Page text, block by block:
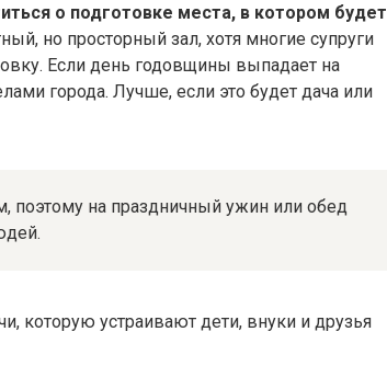
о подготовке места, в котором будет
но просторный зал, хотя многие супруги
Если день годовщины выпадает на
города. Лучше, если это будет дача или
поэтому на праздничный ужин или обед
которую устраивают дети, внуки и друзья